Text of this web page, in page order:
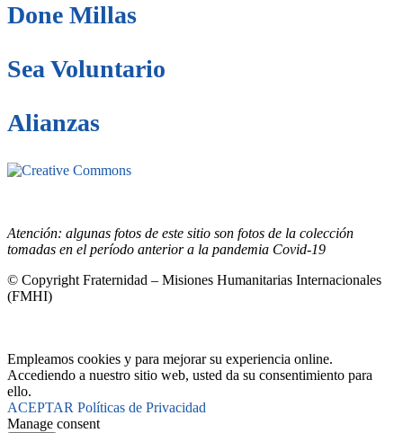
Done Millas
Sea Voluntario
Alianzas
Atención: algunas fotos de este sitio son fotos de la colección
tomadas en el período anterior a la pandemia Covid-19
© Copyright Fraternidad – Misiones Humanitarias Internacionales
(FMHI)
Empleamos cookies y para mejorar su experiencia online.
Accediendo a nuestro sitio web, usted da su consentimiento para
ello.
ACEPTAR Políticas de Privacidad
Manage consent